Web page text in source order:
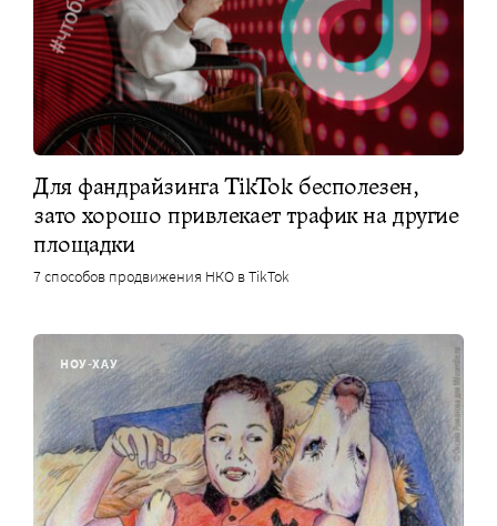
Для фандрайзинга TikTok бесполезен,
зато хорошо привлекает трафик на другие
площадки
7 способов продвижения НКО в TikTok
НОУ-ХАУ